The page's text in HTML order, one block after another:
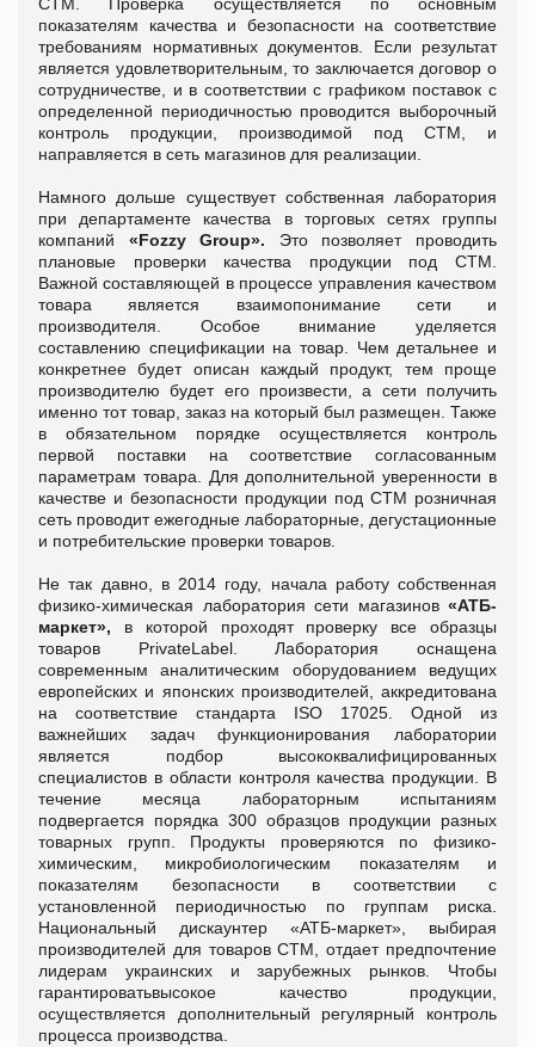
СТМ. Проверка осуществляется по основным
показателям качества и безопасности на соответствие
требованиям нормативных документов. Если результат
является удовлетворительным, то заключается договор о
сотрудничестве, и в соответствии с графиком поставок с
определенной периодичностью проводится выборочный
контроль продукции, производимой под СТМ, и
направляется в сеть магазинов для реализации.
Намного дольше существует собственная лаборатория
при департаменте качества в торговых сетях группы
компаний «Fozzy Group». Это позволяет проводить
плановые проверки качества продукции под СТМ.
Важной составляющей в процессе управления качеством
товара является взаимопонимание сети и
производителя. Особое внимание уделяется
составлению спецификации на товар. Чем детальнее и
конкретнее будет описан каждый продукт, тем проще
производителю будет его произвести, а сети получить
именно тот товар, заказ на который был размещен. Также
в обязательном порядке осуществляется контроль
первой поставки на соответствие согласованным
параметрам товара. Для дополнительной уверенности в
качестве и безопасности продукции под СТМ розничная
сеть проводит ежегодные лабораторные, дегустационные
и потребительские проверки товаров.
Не так давно, в 2014 году, начала работу собственная
физико-химическая лаборатория сети магазинов «АТБ-
маркет», в которой проходят проверку все образцы
товаров PrivateLabel. Лаборатория оснащена
современным аналитическим оборудованием ведущих
европейских и японских производителей, аккредитована
на соответствие стандарта ISO 17025. Одной из
важнейших задач функционирования лаборатории
является подбор высококвалифицированных
специалистов в области контроля качества продукции. В
течение месяца лабораторным испытаниям
подвергается порядка 300 образцов продукции разных
товарных групп. Продукты проверяются по физико-
химическим, микробиологическим показателям и
показателям безопасности в соответствии с
установленной периодичностью по группам риска.
Национальный дискаунтер «АТБ-маркет», выбирая
производителей для товаров СТМ, отдает предпочтение
лидерам украинских и зарубежных рынков. Чтобы
гарантироватьвысокое качество продукции,
осуществляется дополнительный регулярный контроль
процесса производства.